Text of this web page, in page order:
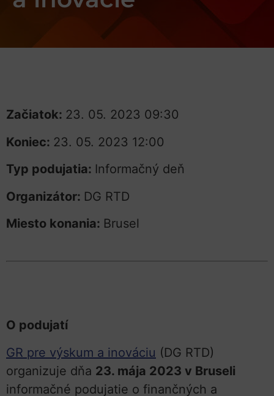
Začiatok: 23. 05. 2023 09:30
Koniec: 23. 05. 2023 12:00
Typ podujatia: Informačný deň
Organizátor: DG RTD
Miesto konania: Brusel
O podujatí
GR pre výskum a inováciu (DG RTD)
organizuje dňa 23. mája 2023 v Bruseli
informačné podujatie o finančných a